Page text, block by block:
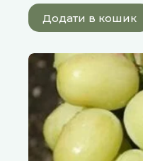
Додати в кошик